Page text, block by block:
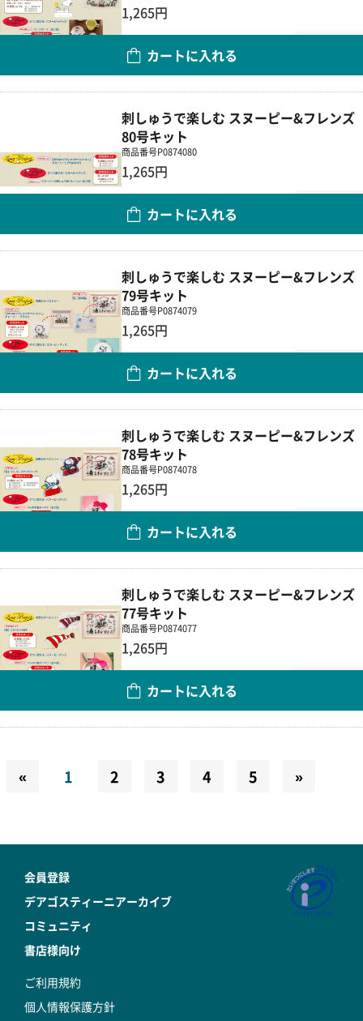
1,265円
カートに入れる
刺しゅうで楽しむ スヌーピー&フレンズ
80号キット
商品番号P0874080
1,265円
カートに入れる
刺しゅうで楽しむ スヌーピー&フレンズ
79号キット
商品番号P0874079
1,265円
カートに入れる
刺しゅうで楽しむ スヌーピー&フレンズ
78号キット
商品番号P0874078
1,265円
カートに入れる
刺しゅうで楽しむ スヌーピー&フレンズ
77号キット
商品番号P0874077
1,265円
カートに入れる
« 1 2 3 4 5 »
会員登録
デアゴスティーニアーカイブ
コミュニティ
書店様向け
ご利用規約
個人情報保護方針